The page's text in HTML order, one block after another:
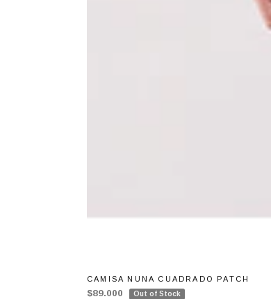
CAMISA NUNA CUADRADO PATCH
$89.000 Out of Stock